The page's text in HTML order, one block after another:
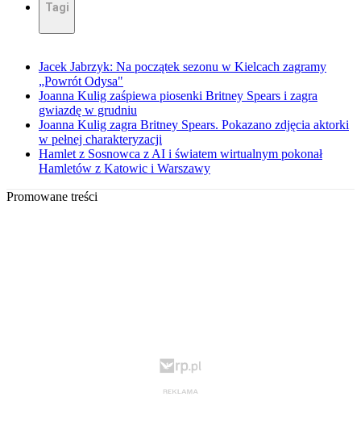
Tagi
Jacek Jabrzyk: Na początek sezonu w Kielcach zagramy
„Powrót Odysa"
Joanna Kulig zaśpiewa piosenki Britney Spears i zagra
gwiazdę w grudniu
Joanna Kulig zagra Britney Spears. Pokazano zdjęcia aktorki
w pełnej charakteryzacji
Hamlet z Sosnowca z AI i światem wirtualnym pokonał
Hamletów z Katowic i Warszawy
Promowane treści